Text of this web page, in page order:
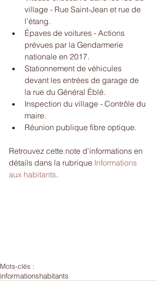
village - Rue Saint-Jean et rue de
l'étang.
Épaves de voitures - Actions
prévues par la Gendarmerie
nationale en 2017.
Stationnement de véhicules
devant les entrées de garage de
la rue du Général Éblé.
Inspection du village - Contrôle du
maire.
Réunion publique fibre optique.
Retrouvez cette note d'informations en
détails dans la rubrique Informations
aux habitants.
Mots-clés :
informationshabitants